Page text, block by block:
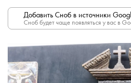
Добавить Сноб в источники
Сноб будет чаще появляться у вас в